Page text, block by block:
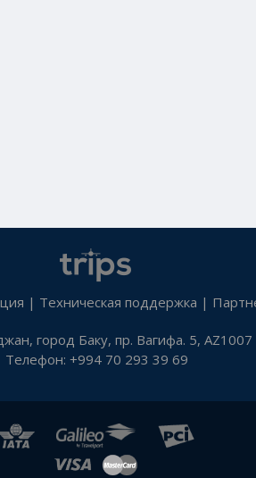
| Техническая поддержка |
город Баку, пр. Вагифа. 5, AZ1007
Телефон: +994 70 293 39 69